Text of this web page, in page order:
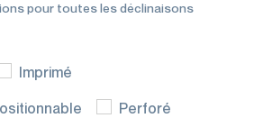
pour toutes les déclinaisons
Imprimé
Perforé